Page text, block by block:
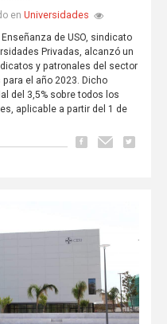
en Universidades
de USO, sindicato
Privadas, alcanzó un
y patronales del sector
el año 2023. Dicho
del 3,5% sobre todos los
aplicable a partir del 1 de